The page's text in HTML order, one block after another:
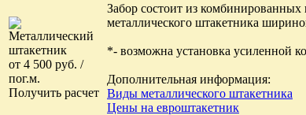
от 4 500 руб. /
пог.м.
Получить расчет
Забор состоит из
металлического штакетника
*- возможна установка усиленной
Дополнительная информация:
Виды металлического штакетника
Цены на евроштакетник